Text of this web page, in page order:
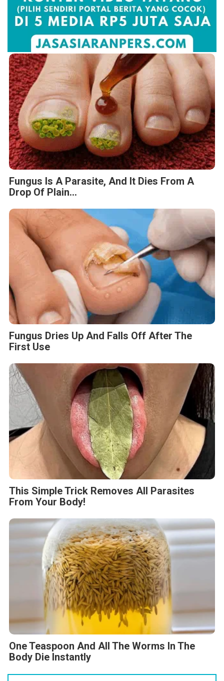
Fungus Is A Parasite, And It Dies From A
Drop Of Plain...
Fungus Dries Up And Falls Off After The
First Use
This Simple Trick Removes All Parasites
From Your Body!
One Teaspoon And All The Worms In The
Body Die Instantly